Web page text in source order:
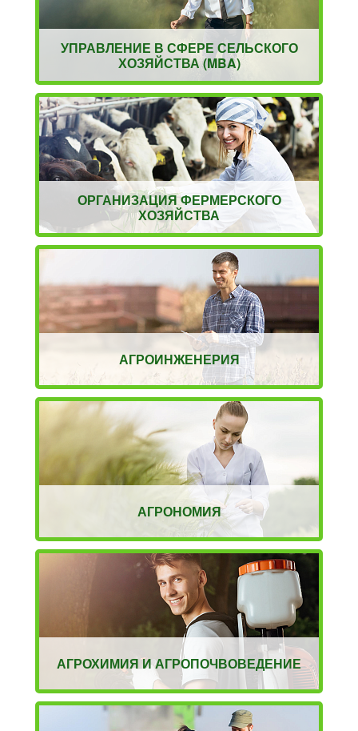
УПРАВЛЕНИЕ В СФЕРЕ СЕЛЬСКОГО
ХОЗЯЙСТВА (MBA)
ОРГАНИЗАЦИЯ ФЕРМЕРСКОГО
ХОЗЯЙСТВА
АГРОИНЖЕНЕРИЯ
АГРОНОМИЯ
АГРОХИМИЯ И АГРОПОЧВОВЕДЕНИЕ